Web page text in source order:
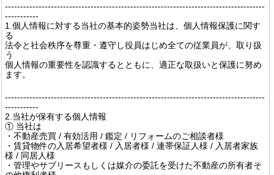
-------------------------------------------------------------------------------------
-----------
1.個人情報に対する当社の基本的姿勢当社は、個人情報保護に関す
る
法令と社会秩序を尊重・遵守し役員はじめ全ての従業員が、取り扱
う
個人情報の重要性を認識するとともに、適正な取扱いと保護に努め
ます。
-------------------------------------------------------------------------------------
-----------
2.当社が保有する個人情報
① 当社は
・不動産売買 / 有効活用 / 鑑定 / リフォームのご相談者様
・賃貸物件の入居希望者様 / 入居者様 / 連帯保証人様 / 入居者家族
様 / 同居人様
・管理やサブリースもしくは媒介の委託を受けた不動産の所有者そ